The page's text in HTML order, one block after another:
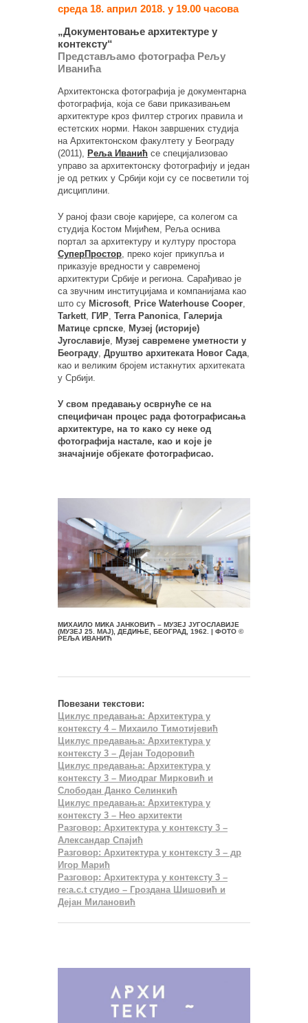
среда 18. април 2018. у 19.00 часова
„Документовање архитектуре у
контексту“
Представљамо фотографа Рељу
Иванића
Архитектонска фотографија је документарна
фотографија, која се бави приказивањем
архитектуре кроз филтер строгих правила и
естетских норми. Након завршених студија
на Архитектонском факултету у Београду
(2011), Реља Иванић се специјализовао
управо за архитектонску фотографију и један
је од ретких у Србији који су се посветили тој
дисциплини.
У раној фази своје каријере, са колегом са
студија Костом Мијићем, Реља оснива
портал за архитектуру и културу простора
СуперПростор , преко којег прикупља и
приказује вредности у савременој
архитектури Србије и региона. Сарађивао је
са звучним институцијама и компанијама као
што су Microsoft Price Waterhouse Cooper
Tarkett ГИР Terra Panonica Галерија
Матице српске Музеј (историје)
Југославије Музеј савремене уметности у
Београду Друштво архитеката Новог Сада
као и великим бројем истакнутих архитеката
у Србији.
У свом предавању осврнуће се на
специфичан процес рада фотографисања
архитектуре, на то како су неке од
фотографија настале, као и које је
значајније објекате фотографисао.
МИХАИЛО МИКА ЈАНКОВИЋ – МУЗЕЈ ЈУГОСЛАВИЈЕ
(МУЗЕЈ 25. МАЈ), ДЕДИЊЕ, БЕОГРАД, 1962. | ФОТО ©
РЕЉА ИВАНИЋ
Повезани текстови:
Циклус предавања: Архитектура у
контексту 4 – Михаило Тимотијевић
Циклус предавања: Архитектура у
контексту 3 – Дејан Тодоровић
Циклус предавања: Архитектура у
контексту 3 – Миодраг Мирковић и
Слободан Данко Селинкић
Циклус предавања: Архитектура у
контексту 3 – Нео архитекти
Разговор: Архитектура у контексту 3 –
Александар Спајић
Разговор: Архитектура у контексту 3 – др
Игор Марић
Разговор: Архитектура у контексту 3 –
re:a.c.t студио – Гроздана Шишовић и
Дејан Милановић